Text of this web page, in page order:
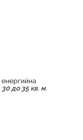
30 до 35 кв. м.